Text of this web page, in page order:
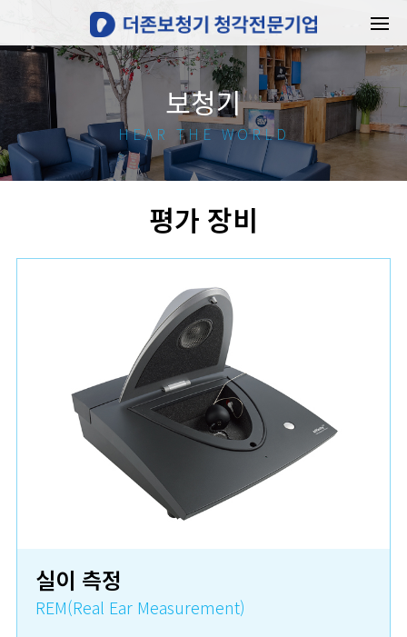
보청기
HEAR THE WORLD
평가 장비
실이 측정
REM(Real Ear Measurement)